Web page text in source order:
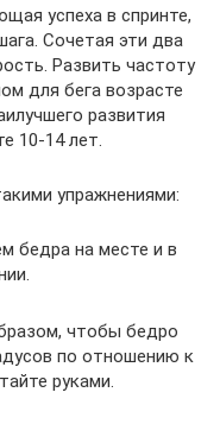
успеха в спринте,
Сочетая эти два
Развить частоту
для бега возрасте
развития
10-14 лет.
упражнениями:
бедра на месте и в
чтобы бедро
по отношению к
руками.